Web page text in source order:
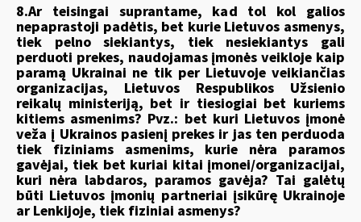
8.Ar teisingai suprantame, kad tol kol galios
nepaprastoji padėtis, bet kurie Lietuvos asmenys,
tiek pelno siekiantys, tiek nesiekiantys gali
perduoti prekes, naudojamas įmonės veikloje kaip
paramą Ukrainai ne tik per Lietuvoje veikiančias
organizacijas, Lietuvos Respublikos Užsienio
reikalų ministeriją, bet ir tiesiogiai bet kuriems
kitiems asmenims? Pvz.: bet kuri Lietuvos įmonė
veža į Ukrainos pasienį prekes ir jas ten perduoda
tiek fiziniams asmenims, kurie nėra paramos
gavėjai, tiek bet kuriai kitai įmonei/organizacijai,
kuri nėra labdaros, paramos gavėja? Tai galėtų
būti Lietuvos įmonių partneriai įsikūrę Ukrainoje
ar Lenkijoje, tiek fiziniai asmenys?